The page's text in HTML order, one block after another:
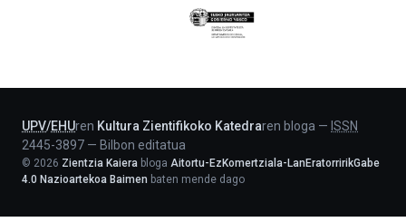
Eusko
Jaurlaritza
UPV/EHUren Kultura Zientifikoko Katedraren bloga — ISSN
2445-3897 — Bilbon editatua
© 2026 Zientzia Kaiera bloga Aitortu-EzKomertziala-LanEratorririkGabe
4.0 Nazioartekoa Baimen baten mende dago